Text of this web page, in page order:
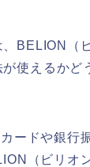
BELION（
使えるかど
ードや銀行
（ビリオ